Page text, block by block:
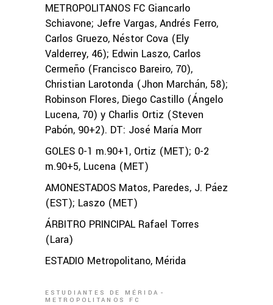
METROPOLITANOS FC Giancarlo
Schiavone; Jefre Vargas, Andrés Ferro,
Carlos Gruezo, Néstor Cova (Ely
Valderrey, 46); Edwin Laszo, Carlos
Cermeño (Francisco Bareiro, 70),
Christian Larotonda (Jhon Marchán, 58);
Robinson Flores, Diego Castillo (Ángelo
Lucena, 70) y Charlis Ortiz (Steven
Pabón, 90+2). DT: José María Morr
GOLES 0-1 m.90+1, Ortiz (MET); 0-2
m.90+5, Lucena (MET)
AMONESTADOS Matos, Paredes, J. Páez
(EST); Laszo (MET)
ÁRBITRO PRINCIPAL Rafael Torres
(Lara)
ESTADIO Metropolitano, Mérida
ESTUDIANTES DE MÉRIDA
METROPOLITANOS FC